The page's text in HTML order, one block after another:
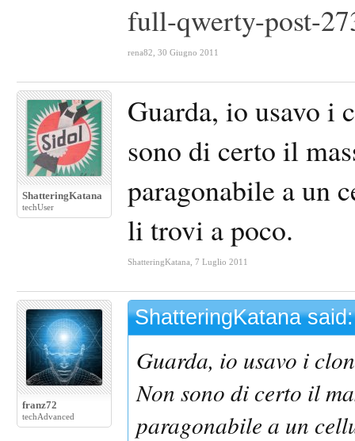
full-qwerty-post-
rena82 30 Giugno 2011
ShatteringKatana
techUser
Guarda, io usavo i
sono di certo il
paragonabile a un
li trovi a poco.
ShatteringKatana 7 Luglio 2011
franz72
techAdvanced
ShatteringKatana
Guarda, io usavo i
Non sono di certo il
paragonabile a un